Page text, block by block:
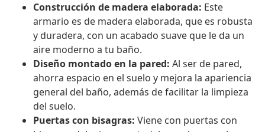
Construcción de madera elaborada: Este
armario es de madera elaborada, que es robusta
y duradera, con un acabado suave que le da un
aire moderno a tu baño.
Diseño montado en la pared: Al ser de pared,
ahorra espacio en el suelo y mejora la apariencia
general del baño, además de facilitar la limpieza
del suelo.
Puertas con bisagras: Viene con puertas con